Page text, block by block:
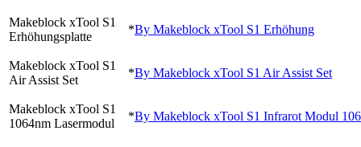
Makeblock xTool S1
Erhöhungsplatte
*By Makeblock xTool S1 Erhöhung
Makeblock xTool S1
Air Assist Set
*By Makeblock xTool S1 Air Assist Set
Makeblock xTool S1
1064nm Lasermodul
*By Makeblock xTool S1 Infrarot Modul